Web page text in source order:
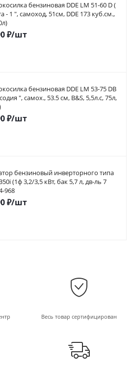
бензиновая DDE LM 51-60 D (
- 1 ", самоход, 51cм, DDE 173 куб.см.,
₽/шт
бензиновая DDE LM 53-75 DB
", самох., 53.5 cм, B&S, 5,5л.с, 75л,
₽/шт
бензиновый инверторного типа
(1ф 3,2/3,5 кВт, бак 5,7 л, дв-ль 7
968
₽/шт
Весь товар сертифицирован